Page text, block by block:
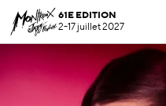
61E EDITION
2-17 juillet 2027